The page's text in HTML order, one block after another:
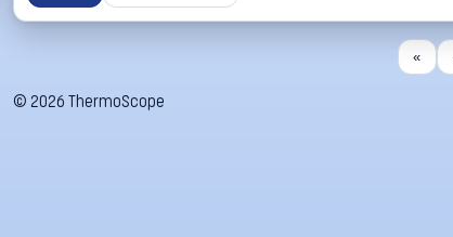
«
© 2026 ThermoScope